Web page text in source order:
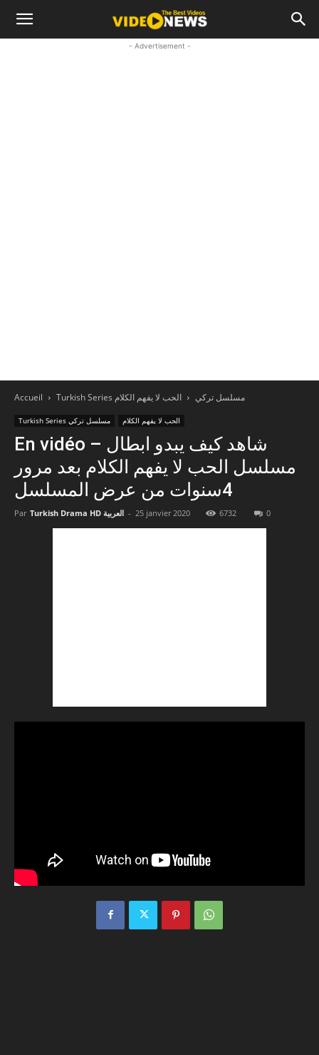
- Advertisement -
Accueil Turkish Series مسلسل تركي الحب لا يفهم الكلام
Turkish Series مسلسل تركي الحب لا يفهم الكلام
En vidéo – شاهد كيف يبدو ابطال
مسلسل الحب لا يفهم الكلام بعد مرور
4سنوات من عرض المسلسل
Par Turkish Drama HD العربية - 25 janvier 2020 6732 0